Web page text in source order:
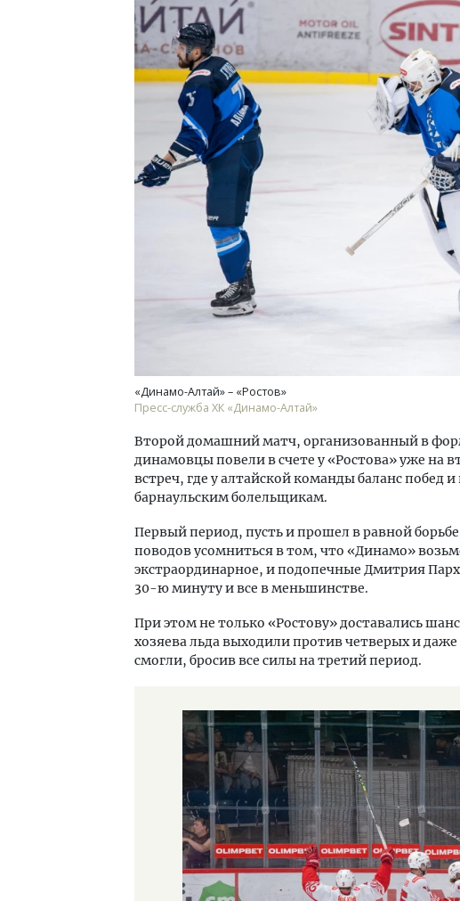
«Динамо-Алтай» – «Ростов»
Пресс-служба ХК «Динамо-Алтай»
Второй домашний матч, организованный в
динамовцы повели в счете у «Ростова» уже на
встреч, где у алтайской команды баланс
барнаульским болельщикам.
Первый период, пусть и прошел в равной
поводов усомниться в том, что «Динамо»
экстраординарное, и подопечные Дмитрия
30-ю минуту и все в меньшинстве.
При этом не только «Ростову» доставались
хозяева льда выходили против четверых и
смогли, бросив все силы на третий период.